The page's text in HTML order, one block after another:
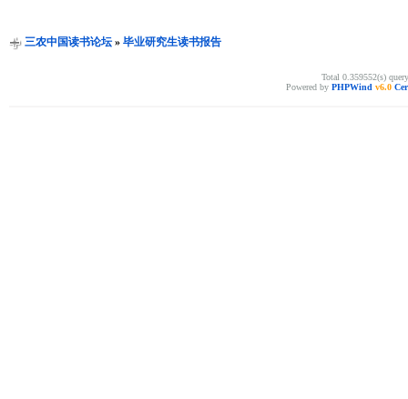
三农中国读书论坛» 毕业研究生读书报告
Total 0.359552(s)
Powered by PHPWind v6.0